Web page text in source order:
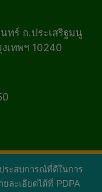
ระสบการณ์ที่ดีในการ
ละเอียดได้ที่ PDPA
ทร์ ถ.ประเสริฐมนู
เทพฯ 10240
mag | กรีน